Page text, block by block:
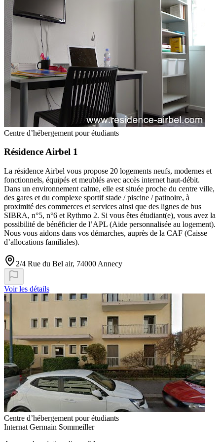
Centre d’hébergement pour étudiants
Résidence Airbel 1
La résidence Airbel vous propose 20 logements neufs, modernes et
fonctionnels, équipés et meublés avec accès internet haut-débit.
Dans un environnement calme, elle est située proche du centre ville,
des gares et du complexe sportif stade / piscine / patinoire, à
proximité des commerces et services ainsi que des lignes de bus
SIBRA, n°5, n°6 et Rythmo 2. Si vous êtes étudiant(e), vous avez la
possibilité de bénéficier de l’APL (Aide personnalisée au logement).
Nous vous aidons dans vos démarches, auprès de la CAF (Caisse
d’allocations familiales).
2/4 Rue du Bel air, 74000 Annecy
Voir les détails
Centre d’hébergement pour étudiants
Internat Germain Sommeiller